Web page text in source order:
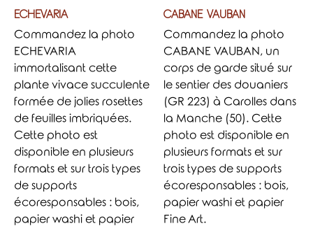
ECHEVARIA
Commandez la photo
ECHEVARIA
immortalisant cette
plante vivace succulente
formée de jolies rosettes
de feuilles imbriquées.
Cette photo est
disponible en plusieurs
formats et sur trois types
de supports
écoresponsables : bois,
papier washi et papier
CABANE VAUBAN
Commandez la photo
CABANE VAUBAN, un
corps de garde situé sur
le sentier des douaniers
(GR 223) à Carolles dans
la Manche (50). Cette
photo est disponible en
plusieurs formats et sur
trois types de supports
écoresponsables : bois,
papier washi et papier
Fine Art.